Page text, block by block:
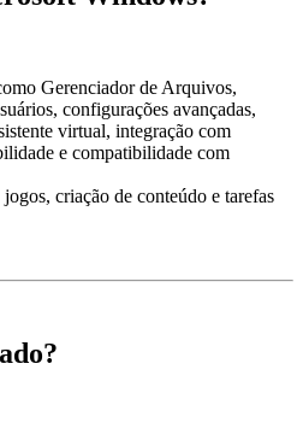
Gerenciador de Arquivos,
configurações avançadas,
virtual, integração com
e compatibilidade com
criação de conteúdo e tarefas